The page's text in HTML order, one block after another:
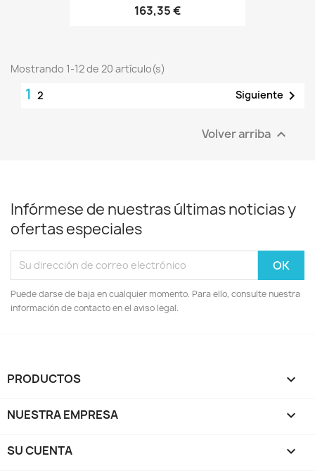
163,35 €
Mostrando 1-12 de 20 artículo(s)
1 2 Siguiente 
Volver arriba 
Infórmese de nuestras últimas noticias y
ofertas especiales
Puede darse de baja en cualquier momento. Para ello, consulte nuestra
información de contacto en el aviso legal.
PRODUCTOS 
NUESTRA EMPRESA 
SU CUENTA 